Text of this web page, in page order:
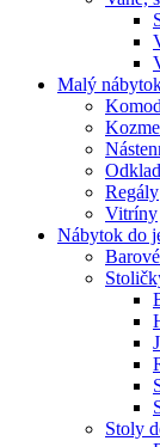
Malý
Regály
Vitríny
Nábytok do
Stoly